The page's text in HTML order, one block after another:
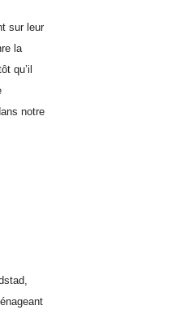
sur leur
la
qu’il
notre